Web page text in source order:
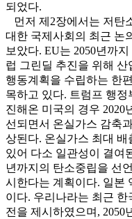
되었다.
먼저 제2장에서는 저탄
대한 국제사회의 최근 논
보았다. EU는 2050년까
럽 그린딜 추진을 위해
행동계획을 수립하는 한
목하고 있다. 트럼프 행
진해온 미국의 경우 2020
선되면서 온실가스 감축
상된다. 온실가스 최대 배
있어 다소 일관성이 결여
년까지의 탄소중립을 선
시한다는 계획이다. 일본
이다. 우리나라는 최근 한
전을 제시하였으며, 2050